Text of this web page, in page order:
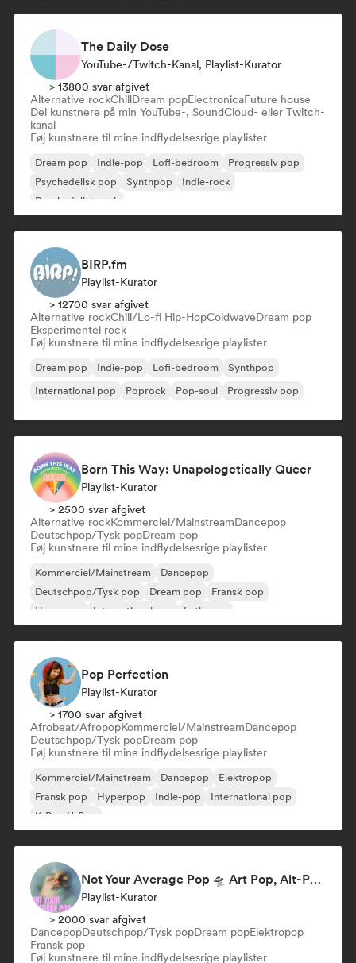
The Daily Dose
YouTube-/Twitch-Kanal, Playlist-Kurator
> 13800 svar afgivet
Alternative rockChillDream popElectronicaFuture house
Del kunstnere på min YouTube-, SoundCloud- eller Twitch-
kanal
Føj kunstnere til mine indflydelsesrige playlister
Dream pop Indie-pop Lofi-bedroom
Progressiv pop
Psychedelisk pop
Synthpop
Indie-rock
Psychedelisk rock
BIRP.fm
Playlist-Kurator
> 12700 svar afgivet
Alternative rockChill/Lo-fi Hip-HopColdwaveDream pop
Eksperimentel rock
Føj kunstnere til mine indflydelsesrige playlister
Dream pop Indie-pop Lofi-bedroom
Synthpop
International pop
Poprock Pop-soul Progressiv pop
Born This Way: Unapologetically Queer
Playlist-Kurator
> 2500 svar afgivet
Alternative rockKommerciel/MainstreamDancepop
Deutschpop/Tysk popDream pop
Føj kunstnere til mine indflydelsesrige playlister
Kommerciel/Mainstream
Dancepop
Deutschpop/Tysk pop
Dream pop
Fransk pop
Hyperpop
International pop Latin pop
Pop Perfection
Playlist-Kurator
> 1700 svar afgivet
Afrobeat/AfropopKommerciel/MainstreamDancepop
Deutschpop/Tysk popDream pop
Føj kunstnere til mine indflydelsesrige playlister
Kommerciel/Mainstream Dancepop
Elektropop
Fransk pop
Hyperpop Indie-pop
International pop
K-Pop/J-Pop
Not Your Average Pop 🛸 Art Pop, Alt-Pop & Indie Pop
Playlist-Kurator
> 2000 svar afgivet
DancepopDeutschpop/Tysk popDream popElektropop
Fransk pop
Føj kunstnere til mine indflydelsesrige playlister